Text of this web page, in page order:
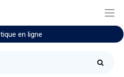
en ligne